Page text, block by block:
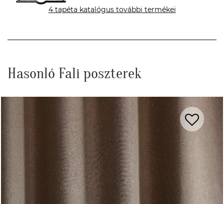
4 tapéta katalógus további termékei
Hasonló Fali poszterek